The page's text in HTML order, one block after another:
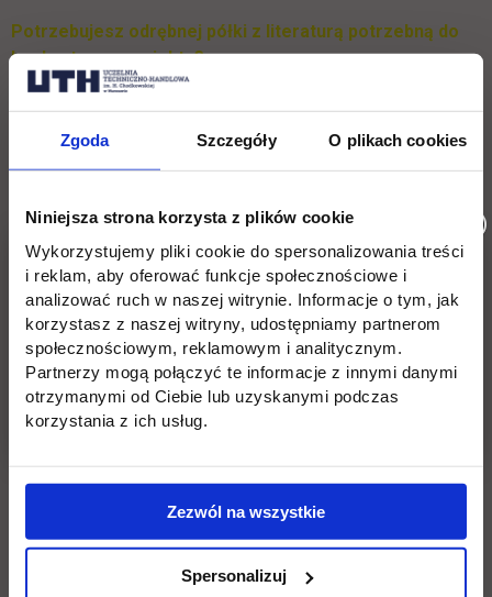
Zgoda Szczegóły O plikach cookies
Niniejsza strona korzysta z plików cookie
Wykorzystujemy pliki cookie do spersonalizowania treści
i reklam, aby oferować funkcje społecznościowe i
analizować ruch w naszej witrynie. Informacje o tym, jak
korzystasz z naszej witryny, udostępniamy partnerom
społecznościowym, reklamowym i analitycznym.
Partnerzy mogą połączyć te informacje z innymi danymi
otrzymanymi od Ciebie lub uzyskanymi podczas
korzystania z ich usług.
Zezwól na wszystkie
Spersonalizuj
Potrzebujesz odrębnej półki z literaturą potrzebną do
konkretnego projektu?
Funkcja „Projekt” to łatwy sposób tworzenia grupy książek,
które wykorzystasz w swojej pracy.
Jak to zrobić?
Wystarczy po wejściu w MyIBUK kliknąć w górny prawy róg,
Pomiń galerię